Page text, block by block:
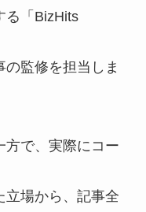
る「BizHits
監修を担当しま
方で、実際にコー
立場から、記事全